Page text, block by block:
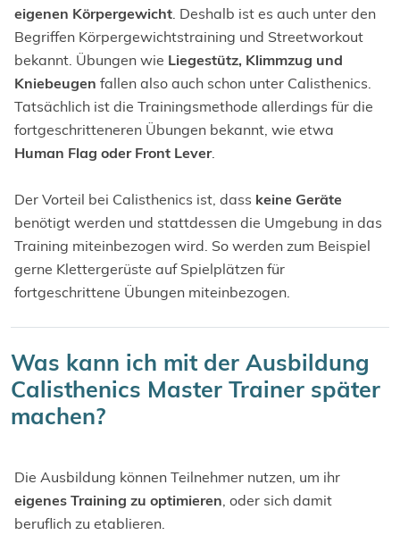
eigenen Körpergewicht. Deshalb ist es auch unter den
Begriffen Körpergewichtstraining und Streetworkout
bekannt. Übungen wie Liegestütz, Klimmzug und
Kniebeugen fallen also auch schon unter Calisthenics.
Tatsächlich ist die Trainingsmethode allerdings für die
fortgeschritteneren Übungen bekannt, wie etwa
Human Flag oder Front Lever.
Der Vorteil bei Calisthenics ist, dass keine Geräte
benötigt werden und stattdessen die Umgebung in das
Training miteinbezogen wird. So werden zum Beispiel
gerne Klettergerüste auf Spielplätzen für
fortgeschrittene Übungen miteinbezogen.
Was kann ich mit der Ausbildung
Calisthenics Master Trainer später
machen?
Die Ausbildung können Teilnehmer nutzen, um ihr
eigenes Training zu optimieren, oder sich damit
beruflich zu etablieren.